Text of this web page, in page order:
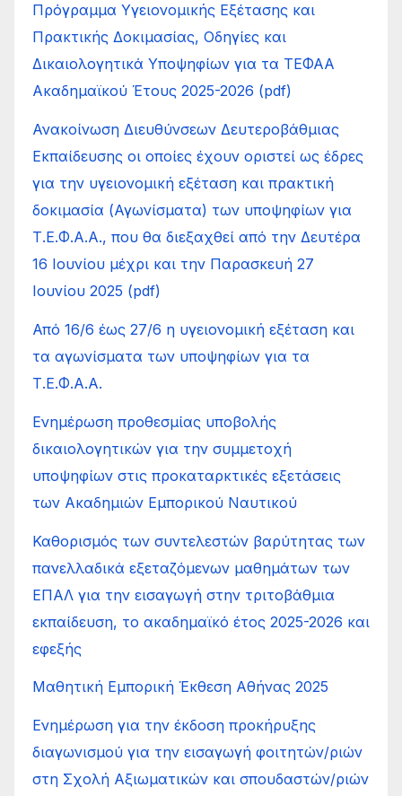
Πρόγραμμα Υγειονομικής Εξέτασης και
Πρακτικής Δοκιμασίας, Οδηγίες και
Δικαιολογητικά Υποψηφίων για τα ΤΕΦΑΑ
Ακαδημαϊκού Έτους 2025-2026 (pdf)
Ανακοίνωση Διευθύνσεων Δευτεροβάθμιας
Εκπαίδευσης οι οποίες έχουν οριστεί ως έδρες
για την υγειονομική εξέταση και πρακτική
δοκιμασία (Αγωνίσματα) των υποψηφίων για
Τ.Ε.Φ.Α.Α., που θα διεξαχθεί από την Δευτέρα
16 Ιουνίου μέχρι και την Παρασκευή 27
Ιουνίου 2025 (pdf)
Από 16/6 έως 27/6 η υγειονομική εξέταση και
τα αγωνίσματα των υποψηφίων για τα
Τ.Ε.Φ.Α.Α.
Ενημέρωση προθεσμίας υποβολής
δικαιολογητικών για την συμμετοχή
υποψηφίων στις προκαταρκτικές εξετάσεις
των Ακαδημιών Εμπορικού Ναυτικού
Καθορισμός των συντελεστών βαρύτητας των
πανελλαδικά εξεταζόμενων μαθημάτων των
ΕΠΑΛ για την εισαγωγή στην τριτοβάθμια
εκπαίδευση, το ακαδημαϊκό έτος 2025-2026 και
εφεξής
Μαθητική Εμπορική Έκθεση Αθήνας 2025
Ενημέρωση για την έκδοση προκήρυξης
διαγωνισμού για την εισαγωγή φοιτητών/ριών
στη Σχολή Αξιωματικών και σπουδαστών/ριών